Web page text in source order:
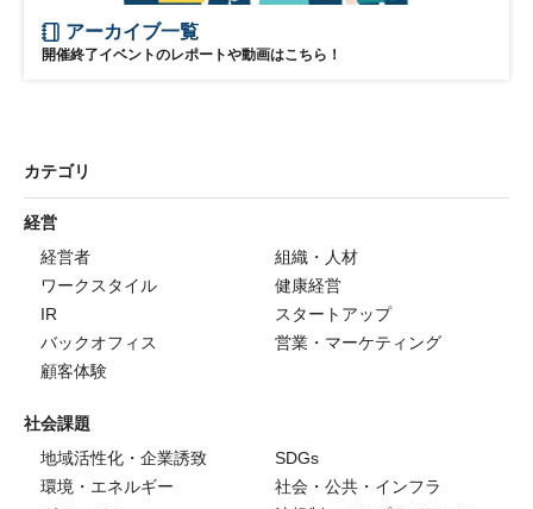
アーカイブ一覧
開催終了イベントのレポートや動画はこちら！
カテゴリ
経営
経営者
組織・人材
ワークスタイル
健康経営
IR
スタートアップ
バックオフィス
営業・マーケティング
顧客体験
社会課題
地域活性化・企業誘致
SDGs
環境・エネルギー
社会・公共・インフラ